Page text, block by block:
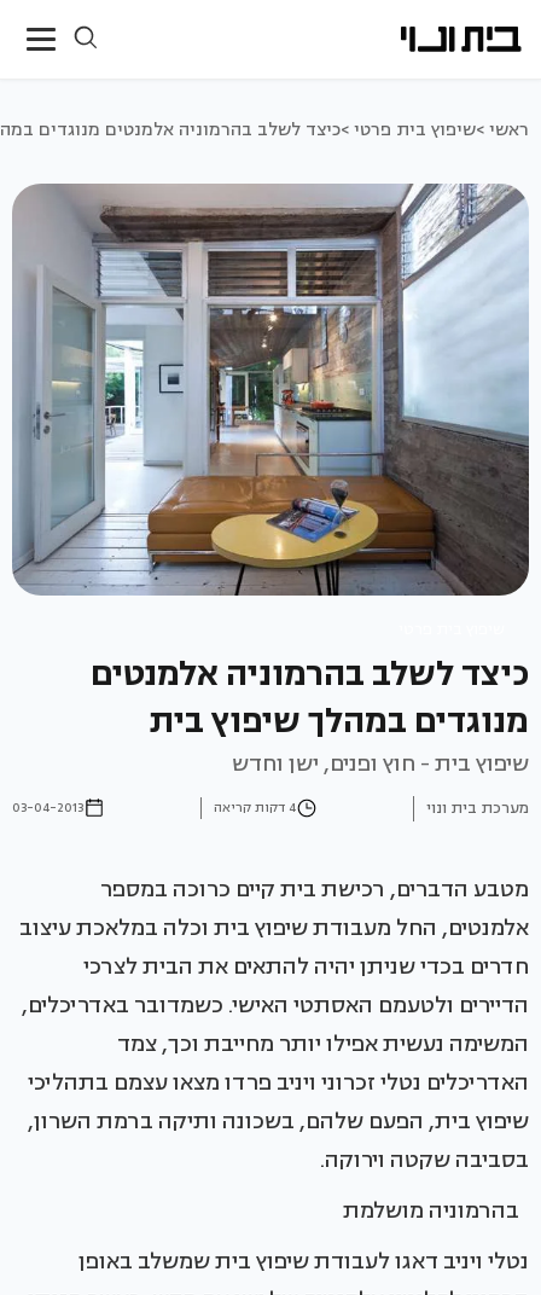
ראשי >שיפוץ בית פרטי >כיצד לשלב בהרמוניה אלמנטים מנוגדים
כיצד לשלב בהרמוניה אלמנטים
מנוגדים במהלך שיפוץ בית
שיפוץ בית - חוץ ופנים, ישן וחדש
מערכת בית ונוי 4 דקות קריאה 03-04-2013
מטבע הדברים, רכישת בית קיים כרוכה במספר
אלמנטים, החל מעבודת שיפוץ בית וכלה במלאכת עיצוב
חדרים בכדי שניתן יהיה להתאים את הבית לצרכי
הדיירים ולטעמם האסתטי האישי. כשמדובר באדריכלים,
המשימה נעשית אפילו יותר מחייבת וכך, צמד
האדריכלים נטלי זכרוני ויניב פרדו מצאו עצמם בתהליכי
שיפוץ בית, הפעם שלהם, בשכונה ותיקה ברמת השרון,
בסביבה שקטה וירוקה.
בהרמוניה מושלמת
נטלי ויניב דאגו לעבודת שיפוץ בית שמשלב באופן